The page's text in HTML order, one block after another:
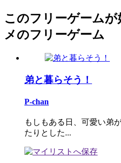
このフリーゲーム
メのフリーゲーム
弟と暮らそう！
P-chan
もしもある日、可愛い弟
たりとした...